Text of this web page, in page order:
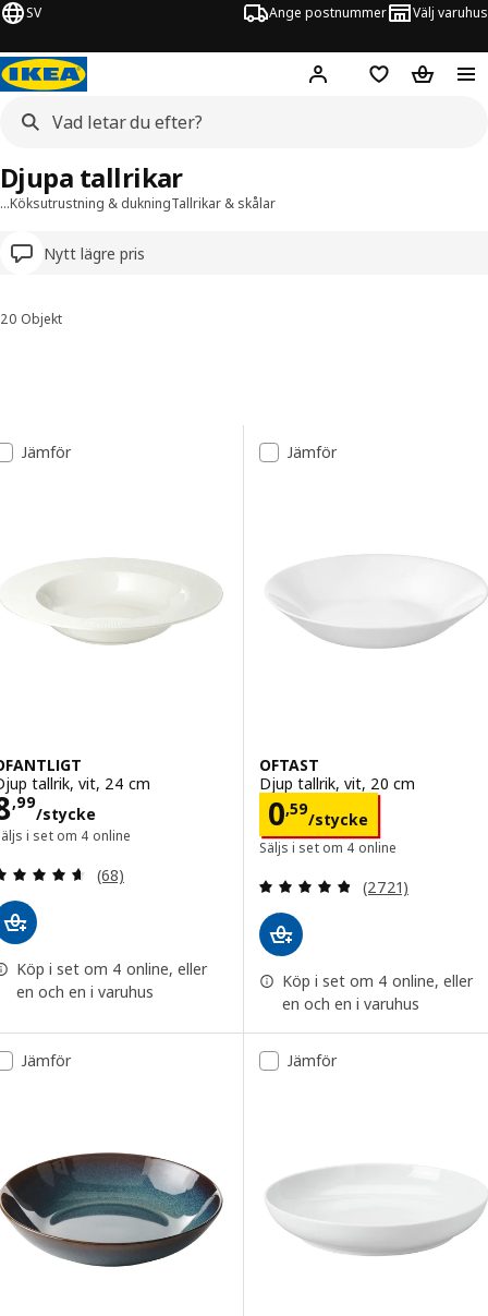
SV Ange postnummer Välj varuhus
Hej! Logga inInköpslistaVarukorg
…Köksutrustning & dukningTallrikar & skålar
Nytt lägre pris
Djupa tallrikar
Sortera och filtrera
20 Objekt
Resultatlista
Jämför
tallrik, vit, 24 cm
,99
/stycke
8,99/stycke
i set om 4 online
Recension: 4.6 utanför 5 stjärnor. Totalt antal
(68)
Köp i set om 4 online, eller
en och en i varuhus
Jämför
OFTAST
Djup tallrik, vit, 20 cm
0,59
/stycke
Pris 0,59/
Säljs i set om 4 online
Recension:
(2721)
Köp i set om 4 online, eller
en och en i varuhus
Jämför Jämför